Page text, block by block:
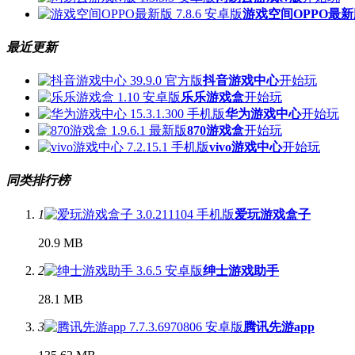
游戏空间OPPO最
最近更新
抖音游戏中心开始玩
乐乐游戏盒开始玩
华为游戏中心开始玩
870游戏盒开始玩
vivo游戏中心开始玩
同类排行榜
1 爱玩游戏盒子
20.9 MB
2 绅士游戏助手
28.1 MB
3 腾讯先游app